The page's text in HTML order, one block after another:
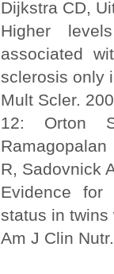
Dijkstra CD,
Higher
associated
sclerosis only
Mult Scler.
12: Orton
R, Sadovnick
Evidence
status in
Am J Clin